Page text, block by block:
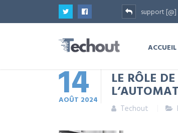
support
ACCUEIL
14
AOÛT 2024
LE RÔLE
Techout